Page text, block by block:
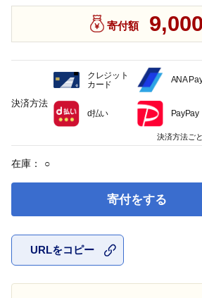
寄付額
在庫： ○
寄付をする
URLをコピー
決済方法
クレジット
カード
ANA
d払い PayPay
決済方法ご